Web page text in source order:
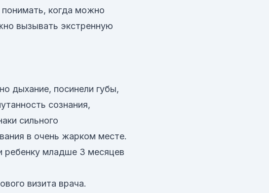
когда можно
вызывать экстренную
дыхание, посинели губы,
сознания,
сильного
в очень жарком месте.
ребенку младше 3 месяцев
визита врача.